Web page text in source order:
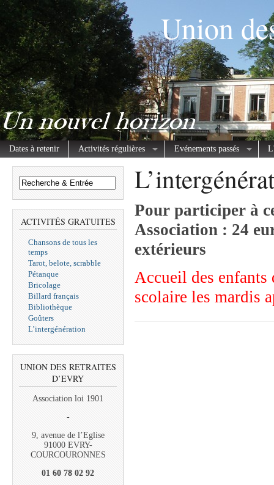
Union
Dates à retenir Activités régulières Evénements passés
ACTIVITÉS GRATUITES
Chansons de tous les
temps
Tarot, belote, scrabble
Pétanque
Bricolage
Billard français
Bibliothèque
Goûters
L’intergénération
UNION DES RETRAITES
D’EVRY
Association loi 1901
-
9, avenue de l’Eglise
91000 EVRY-
COURCOURONNES
01 60 78 02 92
Pour participer à
Association : 24
extérieurs
Accueil des enfants
scolaire les mardis